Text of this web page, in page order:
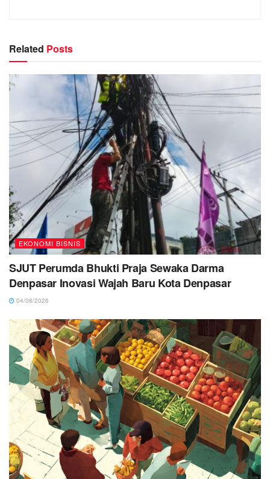
Related Posts
EKONOMI BISNIS
SJUT Perumda Bhukti Praja Sewaka Darma
Denpasar Inovasi Wajah Baru Kota Denpasar
04/08/2026